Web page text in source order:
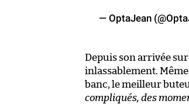
— OptaJean
Depuis son arrivée
inlassablement.
banc, le meilleur
compliqués, des